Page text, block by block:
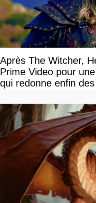
Après The Witcher,
Prime Video pour
qui redonne enfin